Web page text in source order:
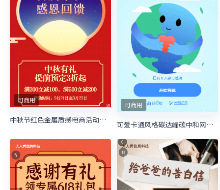
可商用
中秋节红色金属质感电商活动促销宣传海报
可商用
可爱卡通风格碳达峰碳中和网络竞答答题活动